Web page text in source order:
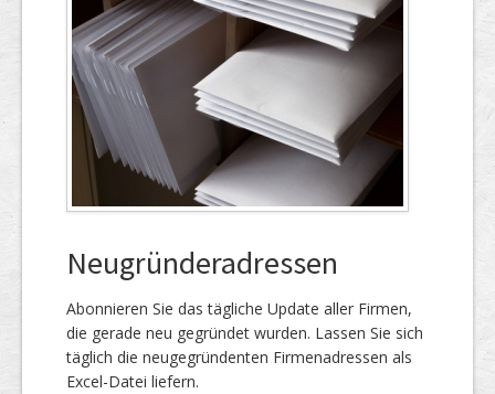
Neugründeradressen
Abonnieren Sie das täg­liche Up­date aller Firmen,
die gerade neu ge­gründet wur­den. Lassen Sie sich
täglich die neu­gegründenten Firmen­adressen als
Excel-Datei liefern.